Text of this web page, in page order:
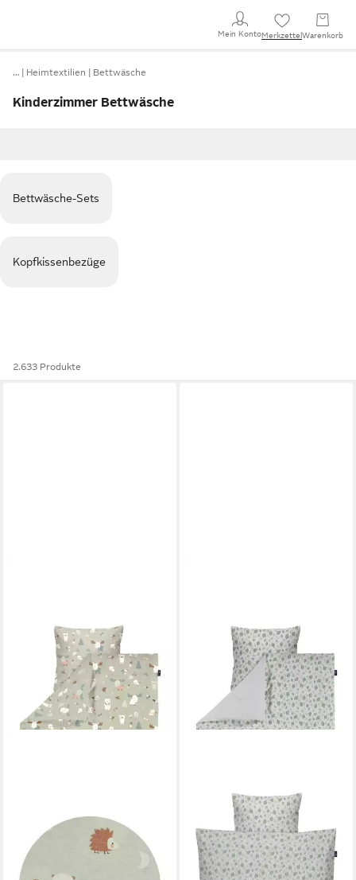
Mein KontoMerkzettel Warenkorb
… Heimtextilien Bettwäsche
Kinderzimmer Bettwäsche
Bettwäsche-Sets
Kopfkissenbezüge
2.633 Produkte